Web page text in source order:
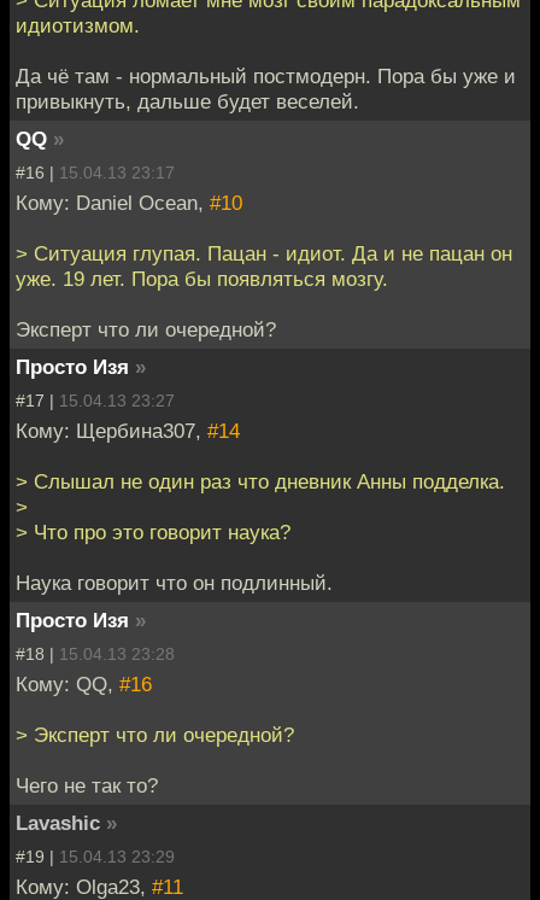
идиотизмом.
Да чё там - нормальный постмодерн. Пора бы уже и
привыкнуть, дальше будет веселей.
QQ »
#16 | 15.04.13 23:17
Кому: Daniel Ocean, #10
> Ситуация глупая. Пацан - идиот. Да и не пацан он
уже. 19 лет. Пора бы появляться мозгу.
Эксперт что ли очередной?
Просто Изя »
#17 | 15.04.13 23:27
Кому: Щербина307, #14
> Слышал не один раз что дневник Анны подделка.
>
> Что про это говорит наука?
Наука говорит что он подлинный.
Просто Изя »
#18 | 15.04.13 23:28
Кому: QQ, #16
> Эксперт что ли очередной?
Чего не так то?
Lavashic »
#19 | 15.04.13 23:29
Кому: Olga23, #11